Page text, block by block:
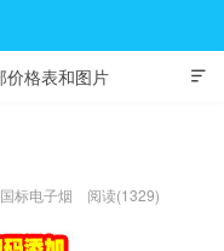

价格表和图片
国标电子烟 阅读(1329)